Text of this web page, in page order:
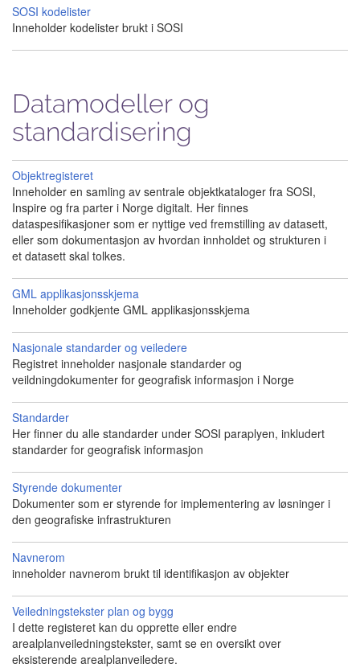
SOSI kodelister
Inneholder kodelister brukt i SOSI
Datamodeller og
standardisering
Objektregisteret
Inneholder en samling av sentrale objektkataloger fra SOSI,
Inspire og fra parter i Norge digitalt. Her finnes
dataspesifikasjoner som er nyttige ved fremstilling av datasett,
eller som dokumentasjon av hvordan innholdet og strukturen i
et datasett skal tolkes.
GML applikasjonsskjema
Inneholder godkjente GML applikasjonsskjema
Nasjonale standarder og veiledere
Registret inneholder nasjonale standarder og
veildningdokumenter for geografisk informasjon i Norge
Standarder
Her finner du alle standarder under SOSI paraplyen, inkludert
standarder for geografisk informasjon
Styrende dokumenter
Dokumenter som er styrende for implementering av løsninger i
den geografiske infrastrukturen
Navnerom
inneholder navnerom brukt til identifikasjon av objekter
Veiledningstekster plan og bygg
I dette registeret kan du opprette eller endre
arealplanveiledningstekster, samt se en oversikt over
eksisterende arealplanveiledere.